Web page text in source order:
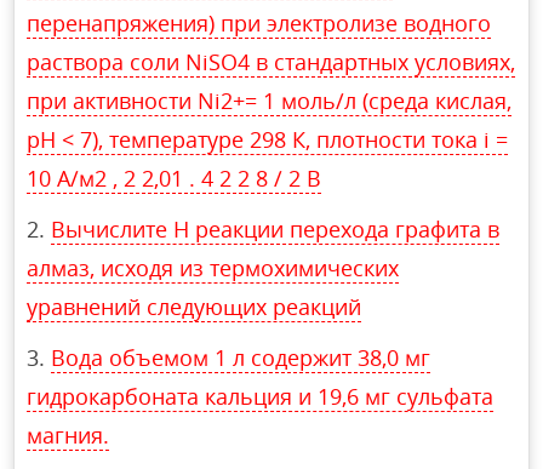
перенапряжения) при электролизе водного
раствора соли NiSO4 в стандартных условиях,
при активности Ni2+= 1 моль/л (среда кислая,
рН < 7), температуре 298 К, плотности тока i =
10 А/м2 , 2 2,01 . 4 2 2 8 / 2 В
Вычислите H реакции перехода графита в
алмаз, исходя из термохимических
уравнений следующих реакций
Вода объемом 1 л содержит 38,0 мг
гидрокарбоната кальция и 19,6 мг сульфата
магния.